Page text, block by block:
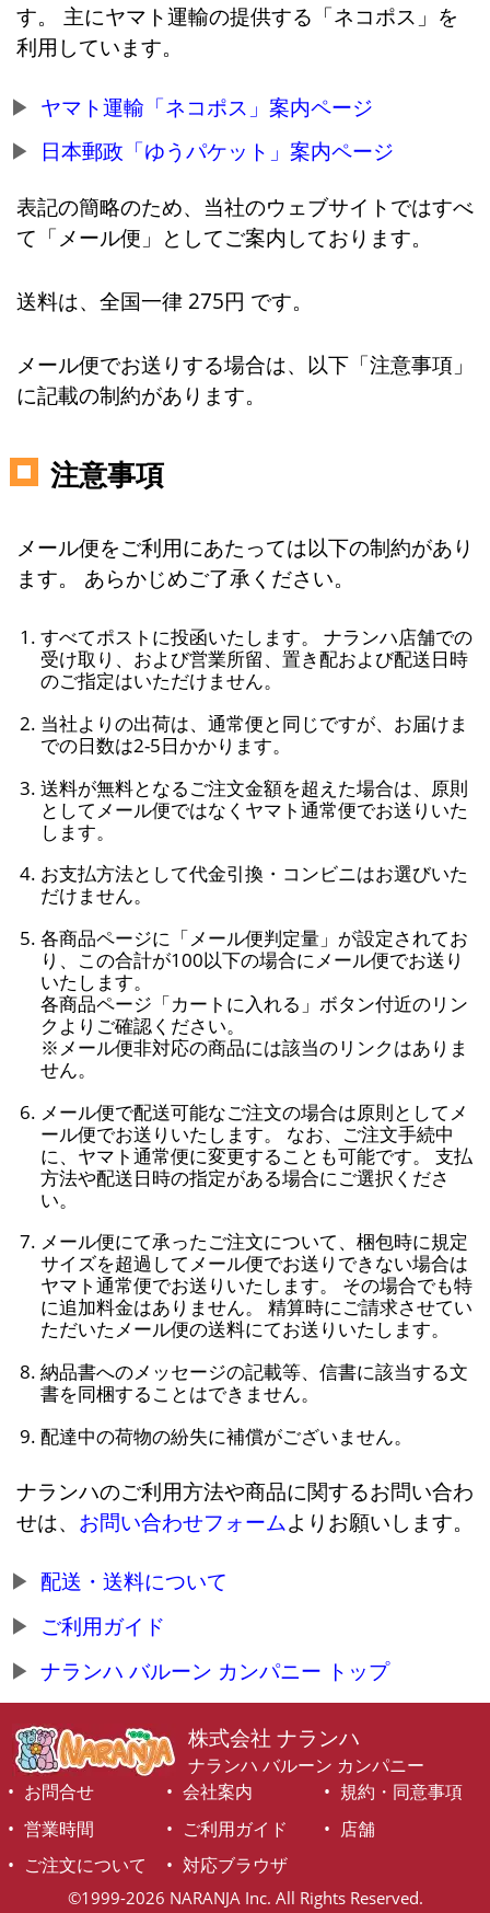
す。 主にヤマト運輸の提供する「ネコポス」を
利用しています。
ヤマト運輸「ネコポス」案内ページ
日本郵政「ゆうパケット」案内ページ
表記の簡略のため、当社のウェブサイトではすべ
て「メール便」としてご案内しております。
送料は、全国一律 275円 です。
メール便でお送りする場合は、以下「注意事項」
に記載の制約があります。
注意事項
メール便をご利用にあたっては以下の制約があり
ます。 あらかじめご了承ください。
すべてポストに投函いたします。 ナランハ店舗での
受け取り、および営業所留、置き配および配送日時
のご指定はいただけません。
当社よりの出荷は、通常便と同じですが、お届けま
での日数は2-5日かかります。
送料が無料となるご注文金額を超えた場合は、原則
としてメール便ではなくヤマト通常便でお送りいた
します。
お支払方法として代金引換・コンビニはお選びいた
だけません。
各商品ページに「メール便判定量」が設定されてお
り、この合計が100以下の場合にメール便でお送り
いたします。
各商品ページ「カートに入れる」ボタン付近のリン
クよりご確認ください。
※メール便非対応の商品には該当のリンクはありま
せん。
メール便で配送可能なご注文の場合は原則としてメ
ール便でお送りいたします。 なお、ご注文手続中
に、ヤマト通常便に変更することも可能です。 支払
方法や配送日時の指定がある場合にご選択くださ
い。
メール便にて承ったご注文について、梱包時に規定
サイズを超過してメール便でお送りできない場合は
ヤマト通常便でお送りいたします。 その場合でも特
に追加料金はありません。 精算時にご請求させてい
ただいたメール便の送料にてお送りいたします。
納品書へのメッセージの記載等、信書に該当する文
書を同梱することはできません。
配達中の荷物の紛失に補償がございません。
ナランハのご利用方法や商品に関するお問い合わ
せは、 お問い合わせフォームよりお願いします。
配送・送料について
ご利用ガイド
ナランハ バルーン カンパニー トップ
株式会社 ナランハ
ナランハ バルーン カンパニー
お問合せ
会社案内
規約・同意事項
営業時間
ご利用ガイド
店舗
ご注文について
対応ブラウザ
©1999-2026 NARANJA Inc. All Rights Reserved.